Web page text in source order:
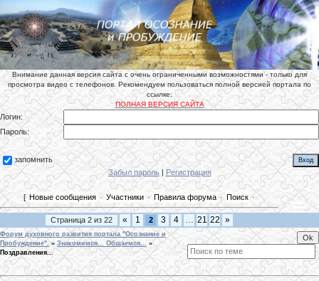
Внимание данная версия сайта с очень ограниченными возможностями - только для
просмотра видео с телефонов. Рекомендуем пользоваться полной версией портала по
ссылке:
ПОЛНАЯ ВЕРСИЯ САЙТА
Логин:
Пароль:
запомнить
Забыл пароль| Регистрация
[ Новые сообщения · Участники · Правила форума · Поиск·
Страница 2 из 22 « 1 2 3 4 … 21 22 »
Форум духовного развития портала "Осознание и
Пробуждение". » Знакомимся... Общаемся... »
Поздравления...